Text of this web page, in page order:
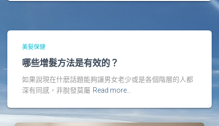
美髮保健
哪些增髮方法是有效的？
如果說現在什麽話題能夠讓男女老少或是各個階層的人都
深有同感，非脫發莫屬 Read more…